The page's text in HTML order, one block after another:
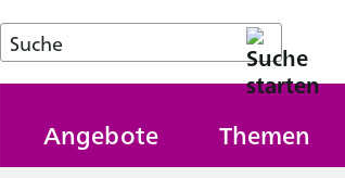
Angebote Themen